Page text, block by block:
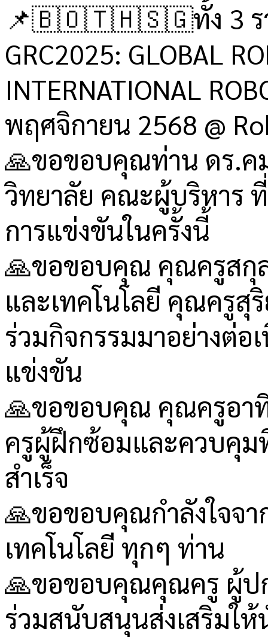
📌🇧🇴🇹🇭🇸🇬ทั้ง 3 ราย
GRC2025: GLOBAL
INTERNATIONAL
พฤศจิกายน 2568 @
🙏ขอขอบคุณท่าน ดร.ค
วิทยาลัย คณะผู้บริหาร
การแข่งขันในครั้งนี้
🙏ขอขอบคุณ คุณครูสกุล
และเทคโนโลยี คุณครูสุ
ร่วมกิจกรรมมาอย่างต่อ
แข่งขัน
🙏ขอขอบคุณ คุณครูอา
ครูผู้ฝึกซ้อมและควบคุม
สำเร็จ
🙏ขอขอบคุณกำลังใจจา
เทคโนโลยี ทุกๆ ท่าน
🙏ขอขอบคุณคุณครู ผู้ป
ร่วมสนับสนุนส่งเสริมให้